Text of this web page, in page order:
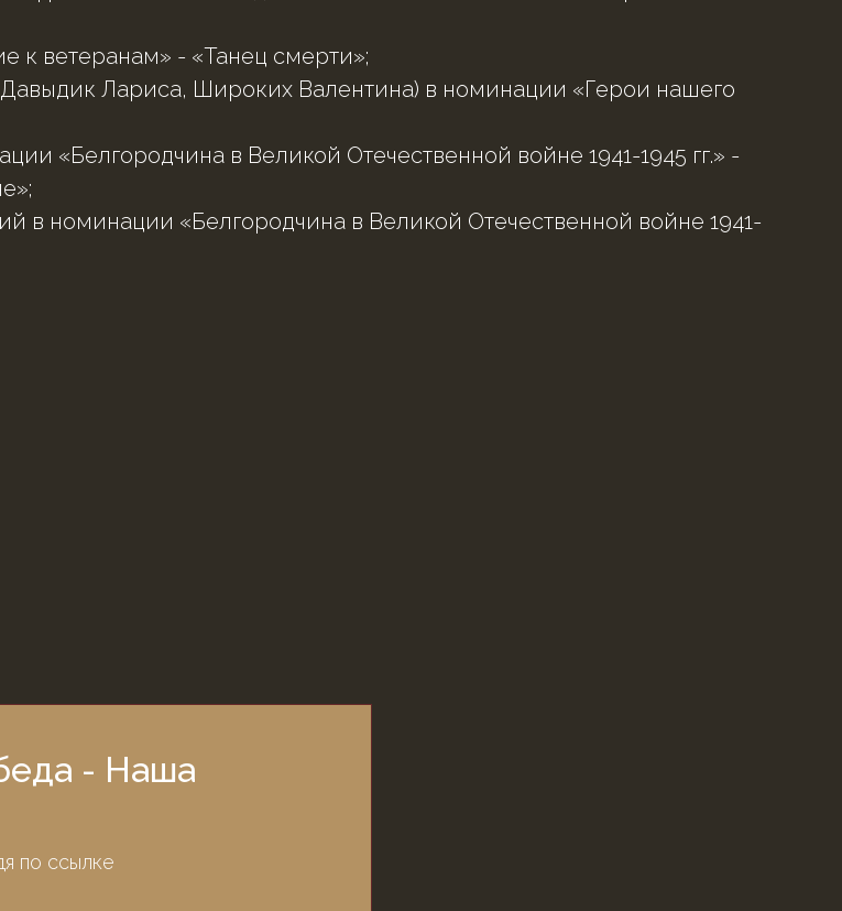
к ветеранам» - «Танец смерти»;
Давыдик Лариса, Широких Валентина) в номинации «Герои нашего
«Белгородчина в Великой Отечественной войне 1941-1945 гг.» -
в номинации «Белгородчина в Великой Отечественной войне 1941-
- Наша
по ссылке